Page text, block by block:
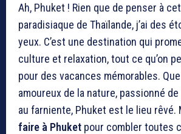
Ah, Phuket ! Rien que de penser à
paradisiaque de Thaïlande, j’ai des
yeux. C’est une destination qui
culture et relaxation, tout ce qu’on
pour des vacances mémorables.
amoureux de la nature, passionné
au farniente, Phuket est le lieu rêvé.
faire à Phuket pour combler toutes